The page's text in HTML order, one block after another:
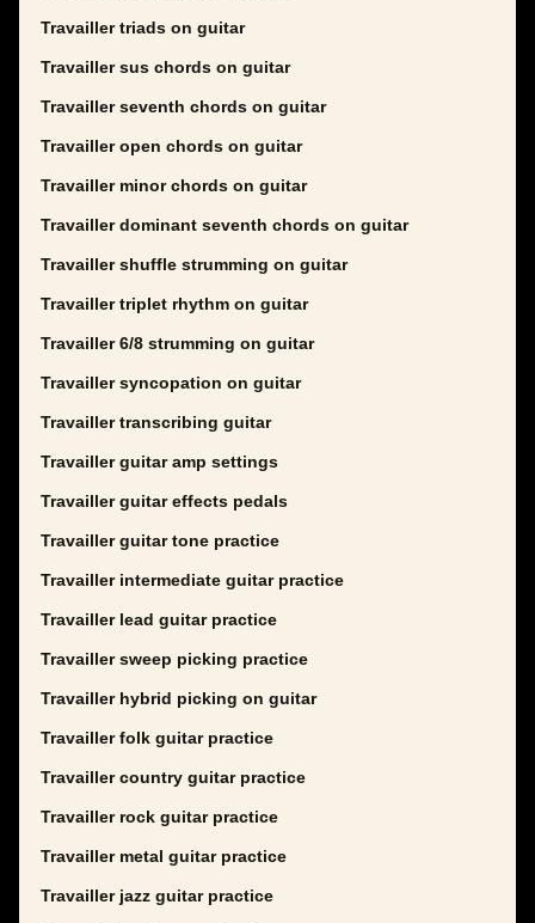
Travailler triads on guitar
Travailler sus chords on guitar
Travailler seventh chords on guitar
Travailler open chords on guitar
Travailler minor chords on guitar
Travailler dominant seventh chords on guitar
Travailler shuffle strumming on guitar
Travailler triplet rhythm on guitar
Travailler 6/8 strumming on guitar
Travailler syncopation on guitar
Travailler transcribing guitar
Travailler guitar amp settings
Travailler guitar effects pedals
Travailler guitar tone practice
Travailler intermediate guitar practice
Travailler lead guitar practice
Travailler sweep picking practice
Travailler hybrid picking on guitar
Travailler folk guitar practice
Travailler country guitar practice
Travailler rock guitar practice
Travailler metal guitar practice
Travailler jazz guitar practice